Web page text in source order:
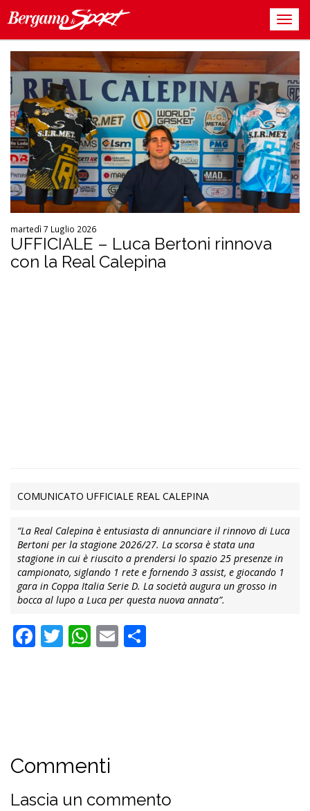
martedì 7 Luglio 2026
UFFICIALE – Luca Bertoni rinnova
con la Real Calepina
COMUNICATO UFFICIALE REAL CALEPINA
“La Real Calepina è entusiasta di annunciare il rinnovo di Luca
Bertoni per la stagione 2026/27. La scorsa è stata una
stagione in cui è riuscito a prendersi lo spazio 25 presenze in
campionato, siglando 1 rete e fornendo 3 assist, e giocando 1
gara in Coppa Italia Serie D. La società augura un grosso in
bocca al lupo a Luca per questa nuova annata”.
Facebook
Twitter
WhatsApp
Email
Commenti
Lascia un commento